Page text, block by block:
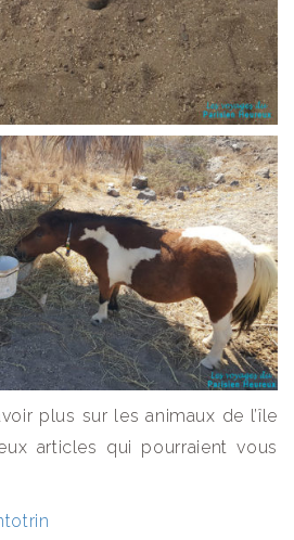
plus sur les animaux de l’île
articles qui pourraient vous